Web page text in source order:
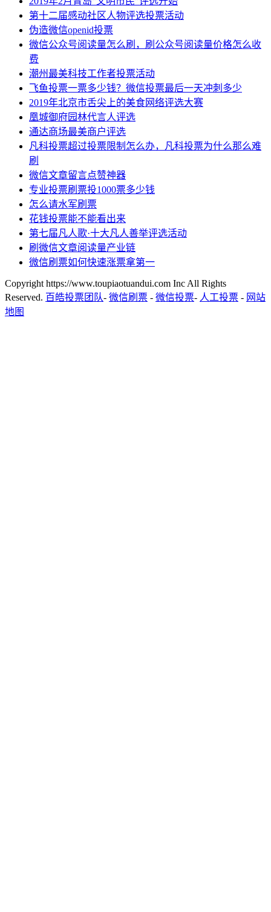
第十二届感动社区人物评选投票活动
伪造微信openid投票
微信公众号阅读量怎么刷，刷公众号阅读量价格怎么收
费
潮州最美科技工作者投票活动
飞鱼投票一票多少钱？微信投票最后一天冲刺多少
2019年北京市舌尖上的美食网络评选大赛
凰城御府园林代言人评选
通达商场最美商户评选
凡科投票超过投票限制怎么办，凡科投票为什么那么难
刷
微信文章留言点赞神器
专业投票刷票投1000票多少钱
怎么请水军刷票
花钱投票能不能看出来
第七届凡人歌·十大凡人善举评选活动
刷微信文章阅读量产业链
微信刷票如何快速涨票拿第一
Copyright https://www.toupiaotuandui.com Inc All Rights
Reserved. 百皓投票团队- 微信刷票 - 微信投票- 人工投票 - 网站
地图